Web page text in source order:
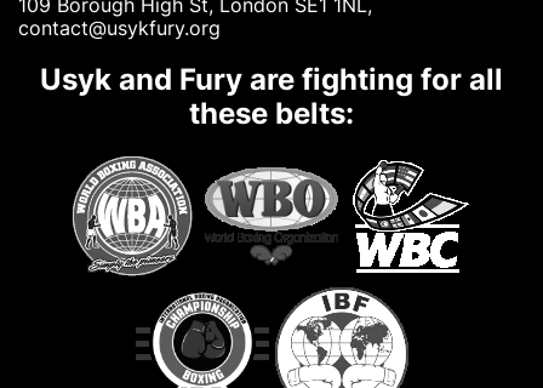
contact@usykfury.org
Usyk and Fury are fighting for all
these belts: